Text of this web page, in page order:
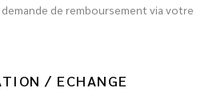
de remboursement via votre
/ ECHANGE